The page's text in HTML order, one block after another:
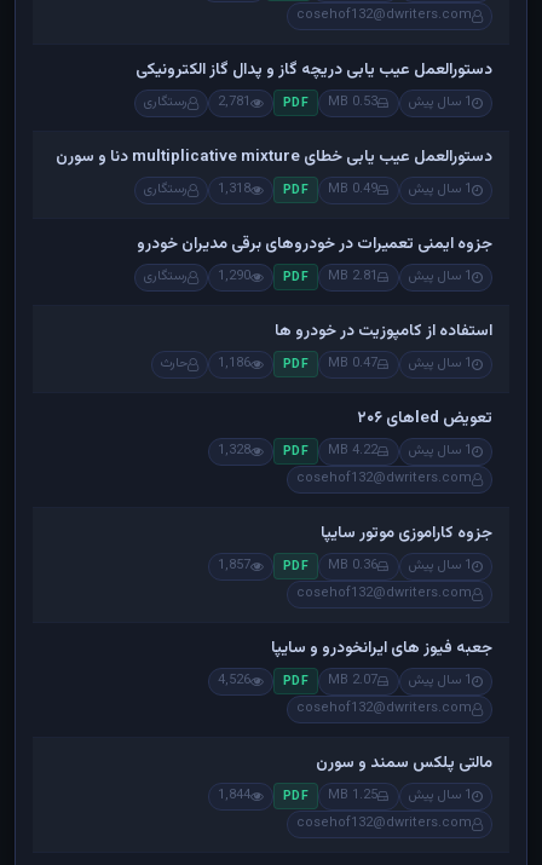
cosehof132@dwriters.com
دستورالعمل عیب یابی دریچه گاز و پدال گاز الکترونیکی
1 سال پیش 0.53 MB
PDF
2,781 رستگاری
دستورالعمل عیب یابی خطای multiplicative mixture دنا و سورن
1 سال پیش 0.49 MB
PDF
1,318 رستگاری
جزوه ایمنی تعمیرات در خودروهای برقی مدیران خودرو
1 سال پیش 2.81 MB
PDF
1,290 رستگاری
استفاده از کامپوزیت در خودرو ها
1 سال پیش 0.47 MB
PDF
1,186 حارث
تعویض ledهای ۲۰۶
1 سال پیش 4.22 MB
PDF
1,328
cosehof132@dwriters.com
جزوه کاراموزی موتور سایپا
1 سال پیش 0.36 MB
PDF
1,857
cosehof132@dwriters.com
جعبه فیوز های ایرانخودرو و سایپا
1 سال پیش 2.07 MB
PDF
4,526
cosehof132@dwriters.com
مالتی پلکس سمند و سورن
1 سال پیش 1.25 MB
PDF
1,844
cosehof132@dwriters.com